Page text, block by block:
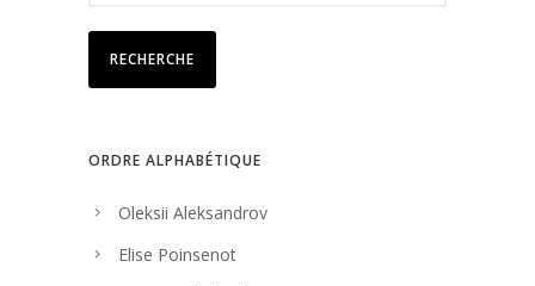
RECHERCHE
ORDRE ALPHABÉTIQUE
Oleksii Aleksandrov
Elise Poinsenot